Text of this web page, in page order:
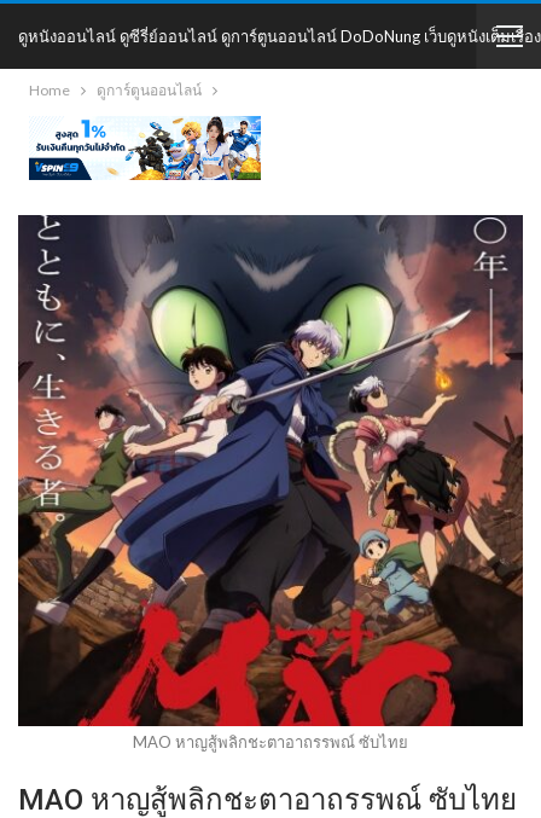
ดูหนังออนไลน์ ดูซีรี่ย์ออนไลน์ ดูการ์ตูนออนไลน์ DoDoNung เว็บดูหนังเต็มเรื่อง
DoDoNung
Home ดูการ์ตูนออนไลน์
MAO หาญสู้พลิกชะตาอาถรรพณ์ ซับไทย
MAO หาญสู้พลิกชะตาอาถรรพณ์ ซับไทย